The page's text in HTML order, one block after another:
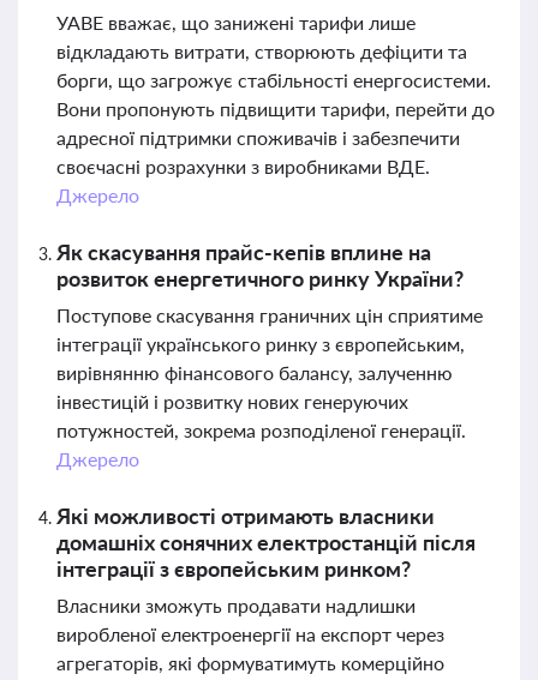
УАВЕ вважає, що занижені тарифи лише
відкладають витрати, створюють дефіцити та
борги, що загрожує стабільності енергосистеми.
Вони пропонують підвищити тарифи, перейти до
адресної підтримки споживачів і забезпечити
своєчасні розрахунки з виробниками ВДЕ.
Джерело
Як скасування прайс-кепів вплине на
розвиток енергетичного ринку України?
Поступове скасування граничних цін сприятиме
інтеграції українського ринку з європейським,
вирівнянню фінансового балансу, залученню
інвестицій і розвитку нових генеруючих
потужностей, зокрема розподіленої генерації.
Джерело
Які можливості отримають власники
домашніх сонячних електростанцій після
інтеграції з європейським ринком?
Власники зможуть продавати надлишки
виробленої електроенергії на експорт через
агрегаторів, які формуватимуть комерційно